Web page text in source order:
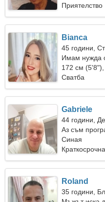
Приятелство
Bianca
45 години,
Имам нужда
172 см
Сватба
Gabriele
44 години,
Аз съм
жена
Синая
Roland
35 години,